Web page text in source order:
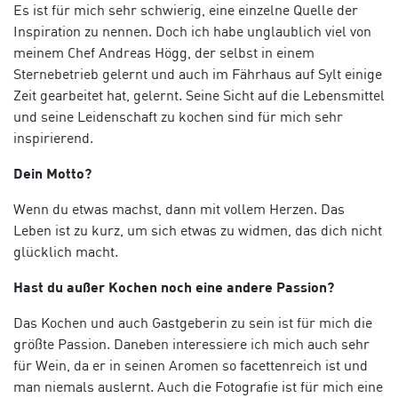
Es ist für mich sehr schwierig, eine einzelne Quelle der
Inspiration zu nennen. Doch ich habe unglaublich viel von
meinem Chef Andreas Högg, der selbst in einem
Sternebetrieb gelernt und auch im Fährhaus auf Sylt einige
Zeit gearbeitet hat, gelernt. Seine Sicht auf die Lebensmittel
und seine Leidenschaft zu kochen sind für mich sehr
inspirierend.
Dein Motto?
Wenn du etwas machst, dann mit vollem Herzen. Das
Leben ist zu kurz, um sich etwas zu widmen, das dich nicht
glücklich macht.
Hast du außer Kochen noch eine andere Passion?
Das Kochen und auch Gastgeberin zu sein ist für mich die
größte Passion. Daneben interessiere ich mich auch sehr
für Wein, da er in seinen Aromen so facettenreich ist und
man niemals auslernt. Auch die Fotografie ist für mich eine